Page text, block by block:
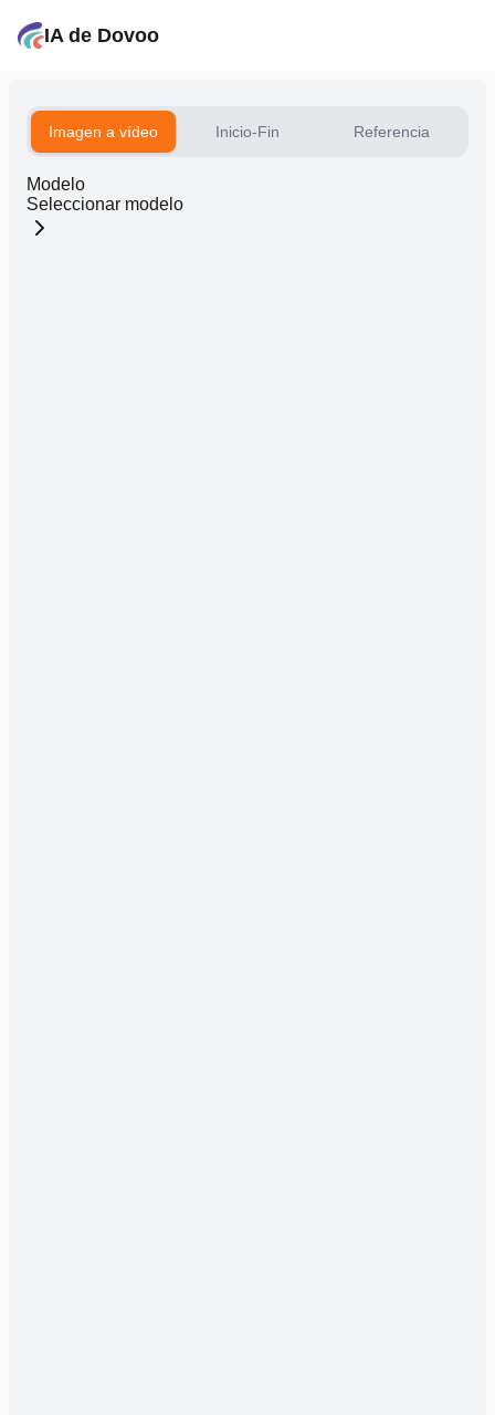
IA de Dovoo
Imagen a vídeo Inicio-Fin Referencia
Modelo
Seleccionar modelo